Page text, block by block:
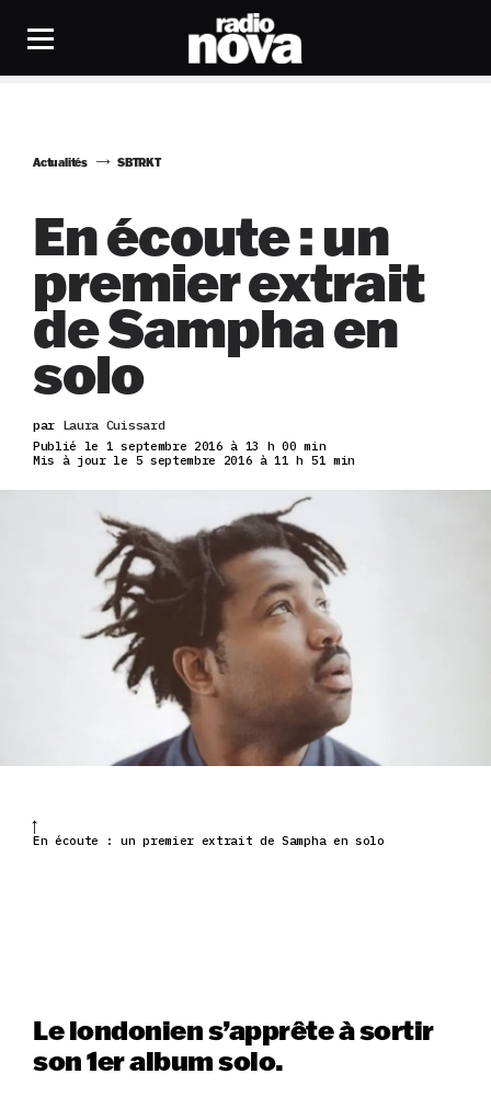
Actualités SBTRKT
En écoute : un
premier extrait
de Sampha en
solo
par Laura Cuissard
Publié le 1 septembre 2016 à 13 h 00 min
Mis à jour le 5 septembre 2016 à 11 h 51 min
En écoute : un premier extrait de Sampha en solo
Le londonien s’apprête à sortir
son 1er album solo.